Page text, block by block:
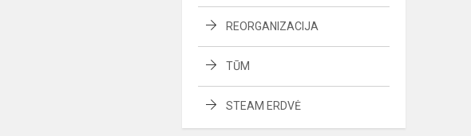
REORGANIZACIJA
TŪM
STEAM ERDVĖ